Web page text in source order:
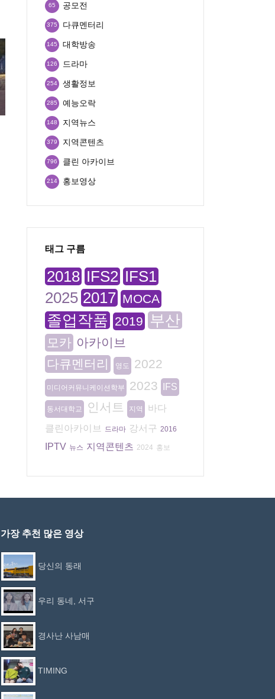
공모전
65
다큐멘터리
375
대학방송
145
드라마
126
생활정보
254
예능오락
285
지역뉴스
148
지역콘텐츠
379
클린 아카이브
796
홍보영상
214
태그 구름
2018 IFS2 IFS1
2025 2017 MOCA
졸업작품 2019 부산
모카 아카이브
다큐멘터리
영도 2022
미디어커뮤니케이션학부 2023 IFS
동서대학교 인서트 지역
바다
클린아카이브
드라마 강서구 2016
IPTV 뉴스 지역콘텐츠 2024 홍보
가장 추천 많은 영상
당신의 동래
우리 동네, 서구
경사난 사남매
TIMING